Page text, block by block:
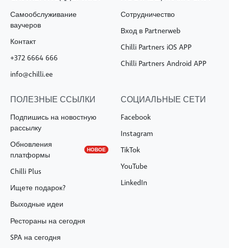
Самообслуживание
ваучеров
Контакт
+372 6664 666
info@chilli.ee
Сотрудничество
Вход в Partnerweb
Chilli Partners iOS APP
Chilli Partners Android APP
ПОЛЕЗНЫЕ ССЫЛКИ
Подпишись на новостную
рассылку
Обновления
платформы
НОВОЕ
Chilli Plus
Ищете подарок?
Выходные идеи
Рестораны на сегодня
SPA на сегодня
СОЦИАЛЬНЫЕ СЕТИ
Facebook
Instagram
TikTok
YouTube
LinkedIn